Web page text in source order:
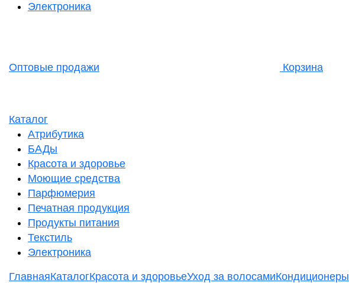
Электроника
Оптовые продажи Корзина
Каталог
Атрибутика
БАДы
Красота и здоровье
Моющие средства
Парфюмерия
Печатная продукция
Продукты питания
Текстиль
Электроника
ГлавнаяКаталогКрасота и здоровьеУход за волосамиКондиционеры